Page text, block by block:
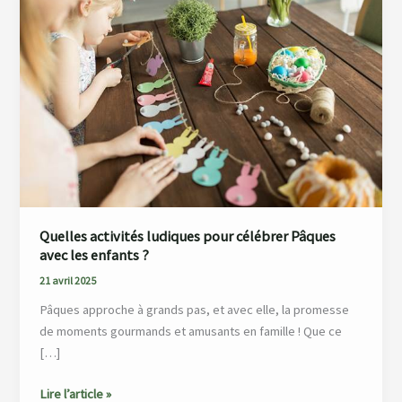
Quelles activités ludiques pour célébrer Pâques
avec les enfants ?
21 avril 2025
Pâques approche à grands pas, et avec elle, la promesse
de moments gourmands et amusants en famille ! Que ce
[…]
ludiques
pour
célébrer
Pâques
avec
les
enfants
Lire l’article »